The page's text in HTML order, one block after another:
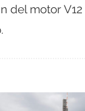
del motor